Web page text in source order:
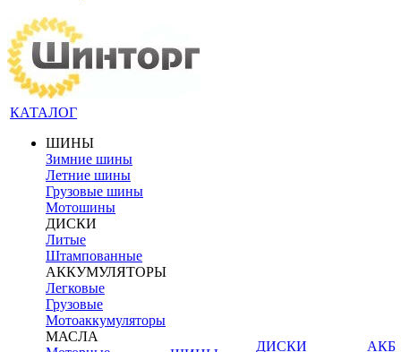
КАТАЛОГ
ШИНЫ
Зимние шины
Летние шины
Грузовые шины
Мотошины
ДИСКИ
Литые
Штампованные
АККУМУЛЯТОРЫ
Легковые
Грузовые
Мотоаккумуляторы
МАСЛА
ДИСКИ
АКБ